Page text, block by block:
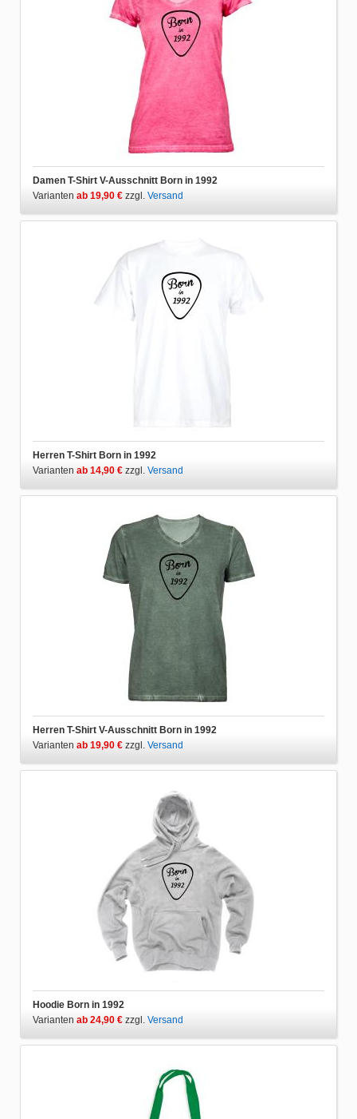
Damen T-Shirt V-Ausschnitt Born in 1992
Varianten ab 19,90 € zzgl. Versand
Herren T-Shirt Born in 1992
Varianten ab 14,90 € zzgl. Versand
Herren T-Shirt V-Ausschnitt Born in 1992
Varianten ab 19,90 € zzgl. Versand
Hoodie Born in 1992
Varianten ab 24,90 € zzgl. Versand